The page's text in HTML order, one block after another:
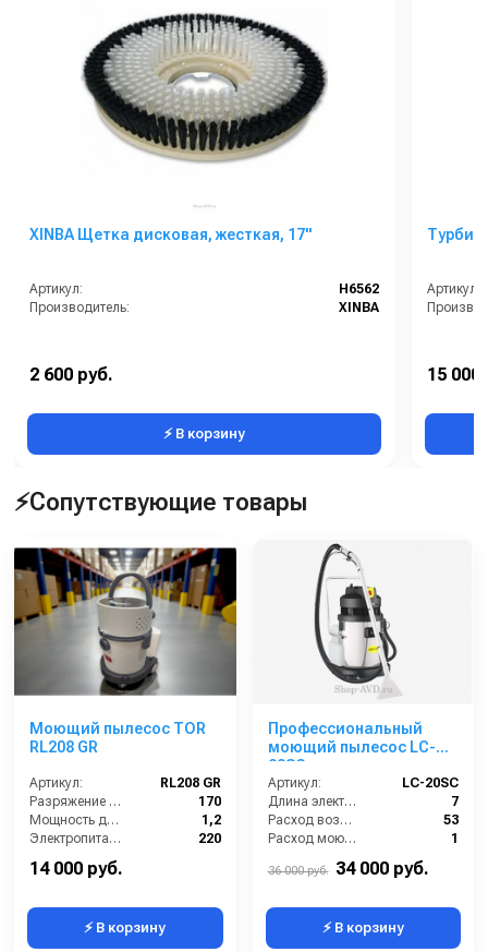
XINBA Щетка дисковая, жесткая, 17"
Артикул:
H6562
Производитель:
XINBA
2 600 руб.
⚡ В корзину
Артикул:
15 000
⚡Сопутствующие товары
Моющий пылесос TOR
RL208 GR
Артикул:
RL208 GR
Разряжение (мБар):
170
Мощность двигателя (кВт):
1,2
Электропитание (В):
220
Бак для чистой воды (л):
14 000 руб.
⚡ В корзину
Профессиональный
моющий пылесос LC-
20SC
Артикул:
LC-20SC
Длина электрического кабеля (м):
7
Расход воздуха (л/сек):
53
Расход моющего раствора (л/мин):
1
36 000 руб. 34 000 руб.
⚡ В корзину